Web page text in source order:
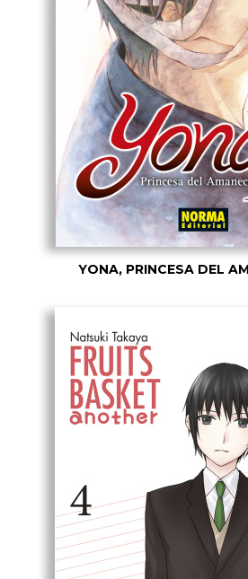
YONA, PRINCESA DEL